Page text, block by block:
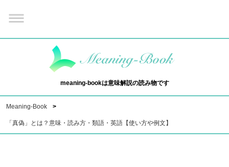
meaning-bookは意味解説の読み物です
Meaning-Book
「真偽」とは？意味・読み方・類語・英語【使い方や例文】